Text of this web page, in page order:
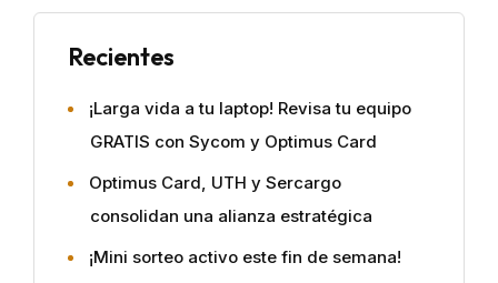
Recientes
¡Larga vida a tu laptop! Revisa tu equipo
GRATIS con Sycom y Optimus Card
Optimus Card, UTH y Sercargo
consolidan una alianza estratégica
¡Mini sorteo activo este fin de semana!